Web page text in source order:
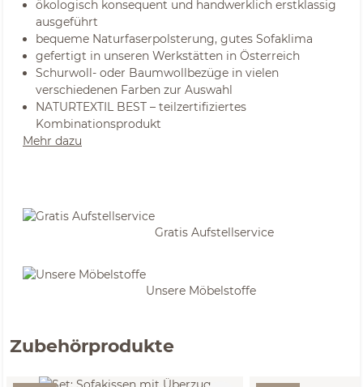
ökologisch konsequent und handwerklich erstklassig
ausgeführt
bequeme Naturfaserpolsterung, gutes Sofaklima
gefertigt in unseren Werkstätten in Österreich
Schurwoll- oder Baumwollbezüge in vielen
verschiedenen Farben zur Auswahl
NATURTEXTIL BEST – teilzertifiziertes
Kombinationsprodukt
Mehr dazu
Gratis Aufstellservice
Unsere Möbelstoffe
Zubehörprodukte